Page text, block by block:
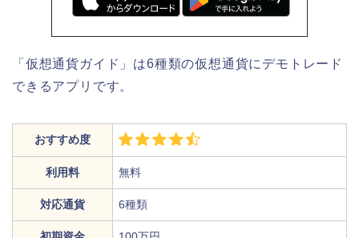
「仮想通貨ガイド」は6種類の仮想通貨にデモトレード
できるアプリです。
おすすめ度
利用料 無料
対応通貨 6種類